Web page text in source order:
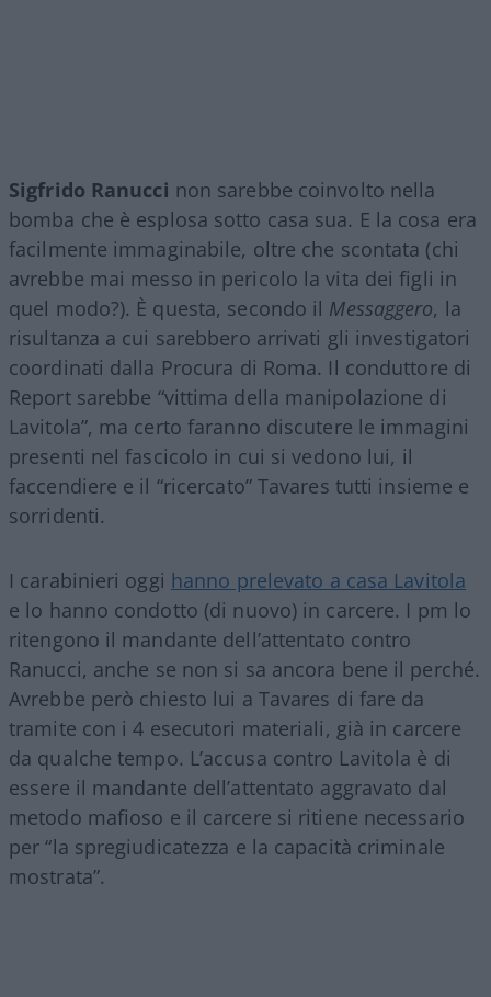
Sigfrido Ranucci non sarebbe coinvolto nella
bomba che è esplosa sotto casa sua. E la cosa era
facilmente immaginabile, oltre che scontata (chi
avrebbe mai messo in pericolo la vita dei figli in
quel modo?). È questa, secondo il Messaggero, la
risultanza a cui sarebbero arrivati gli investigatori
coordinati dalla Procura di Roma. Il conduttore di
Report sarebbe “vittima della manipolazione di
Lavitola”, ma certo faranno discutere le immagini
presenti nel fascicolo in cui si vedono lui, il
faccendiere e il “ricercato” Tavares tutti insieme e
sorridenti.
I carabinieri oggi hanno prelevato a casa Lavitola
e lo hanno condotto (di nuovo) in carcere. I pm lo
ritengono il mandante dell’attentato contro
Ranucci, anche se non si sa ancora bene il perché.
Avrebbe però chiesto lui a Tavares di fare da
tramite con i 4 esecutori materiali, già in carcere
da qualche tempo. L’accusa contro Lavitola è di
essere il mandante dell’attentato aggravato dal
metodo mafioso e il carcere si ritiene necessario
per “la spregiudicatezza e la capacità criminale
mostrata”.